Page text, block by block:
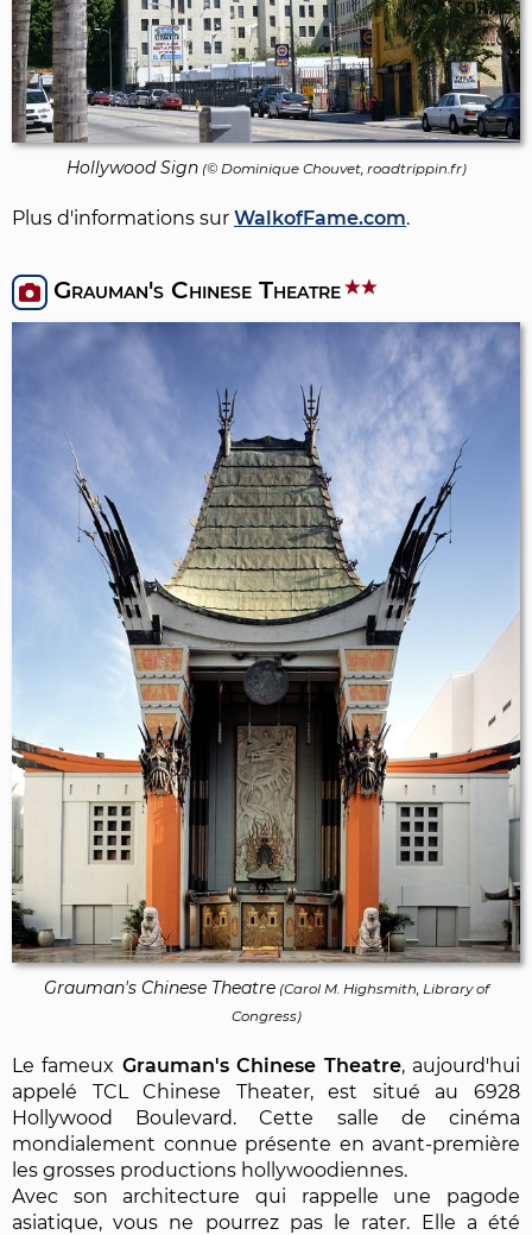
Hollywood Sign(© Dominique Chouvet, roadtrippin.fr)
Plus d'informations sur WalkofFame.com.
Grauman's Chinese Theatre
Grauman's Chinese Theatre(Carol M. Highsmith, Library of
Congress)
Le fameux Grauman's Chinese Theatre, aujourd'hui
appelé TCL Chinese Theater, est situé au 6928
Hollywood Boulevard. Cette salle de cinéma
mondialement connue présente en avant-première
les grosses productions hollywoodiennes.
Avec son architecture qui rappelle une pagode
asiatique, vous ne pourrez pas le rater. Elle a été